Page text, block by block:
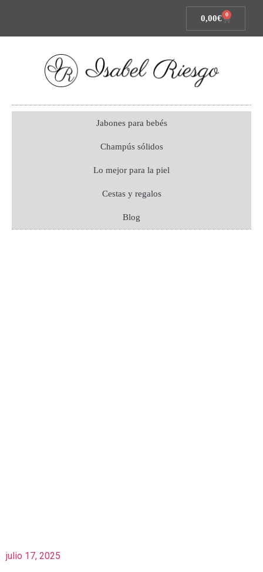
0,00€ 0
Jabones para bebés
Champús sólidos
Lo mejor para la piel
Cestas y regalos
Blog
julio 17, 2025